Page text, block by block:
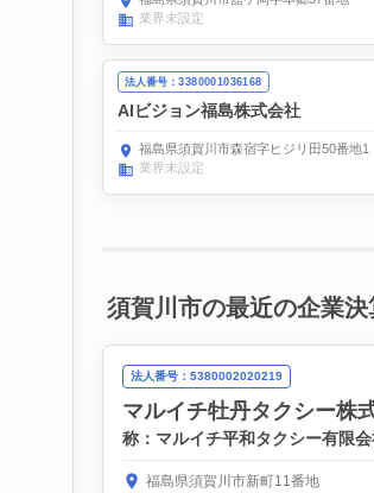
業界未設定
法人番号：3380001036168
AIビジョン福島株式会社
福島県須賀川市森宿字ヒジリ田50番地1
業界未設定
須賀川市の最近の企業決
法人番号：5380002020219
マルイチ牡丹タクシー株
称：マルイチ平和タクシー有限会
福島県須賀川市新町11番地